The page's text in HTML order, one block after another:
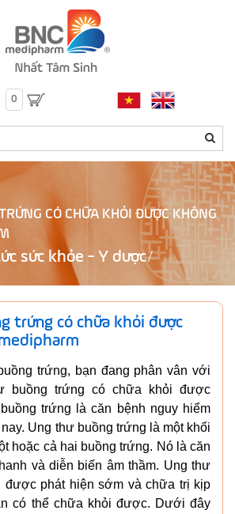
0
CÓ CHỮA KHỎI ĐƯỢC KHÔNG
sức khỏe - Y dược
trứng có chữa khỏi được
trứng, bạn đang phân vân với
buồng trứng có chữa khỏi được
trứng là căn bệnh nguy hiểm
Ung thư buồng trứng là một khối
hoặc cả hai buồng trứng. Nó là căn
và diễn biến âm thầm. Ung thư
được phát hiện sớm và chữa trị kịp
có thể chữa khỏi được. Dưới đây